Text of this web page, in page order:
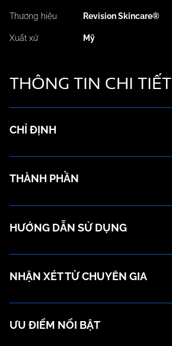
Thương hiệu Revision Skincare®
Xuất xứ Mỹ
THÔNG TIN CHI TIẾT
CHỈ ĐỊNH
THÀNH PHẦN
HƯỚNG DẪN SỬ DỤNG
NHẬN XÉT TỪ CHUYÊN GIA
ƯU ĐIỂM NỔI BẬT